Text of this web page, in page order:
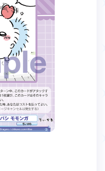
カードリスト
Deck Recipe
デッキレシピ